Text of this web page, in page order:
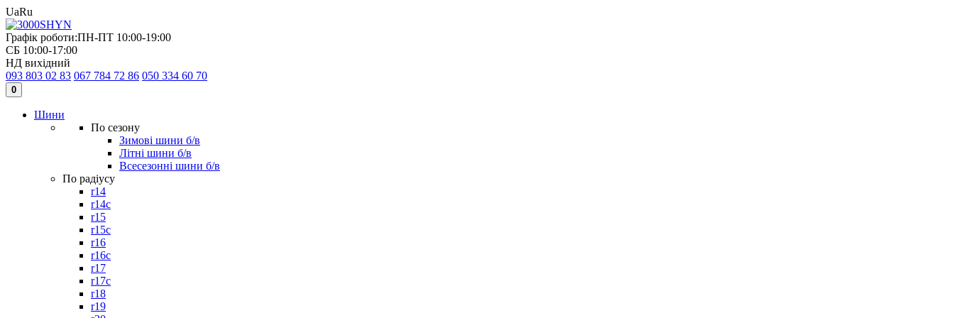
UaRu
Графік роботи:ПН-ПТ 10:00-19:00
СБ 10:00-17:00
НД вихідний
093 803 02 83 067 784 72 86 050 334 60 70
0
Шини
По сезону
Зимові шини б/в
Літні шини б/в
Всесезонні шини б/в
По радіусу
r14
r14c
r15
r15c
r16
r16c
r17
r17c
r18
r19